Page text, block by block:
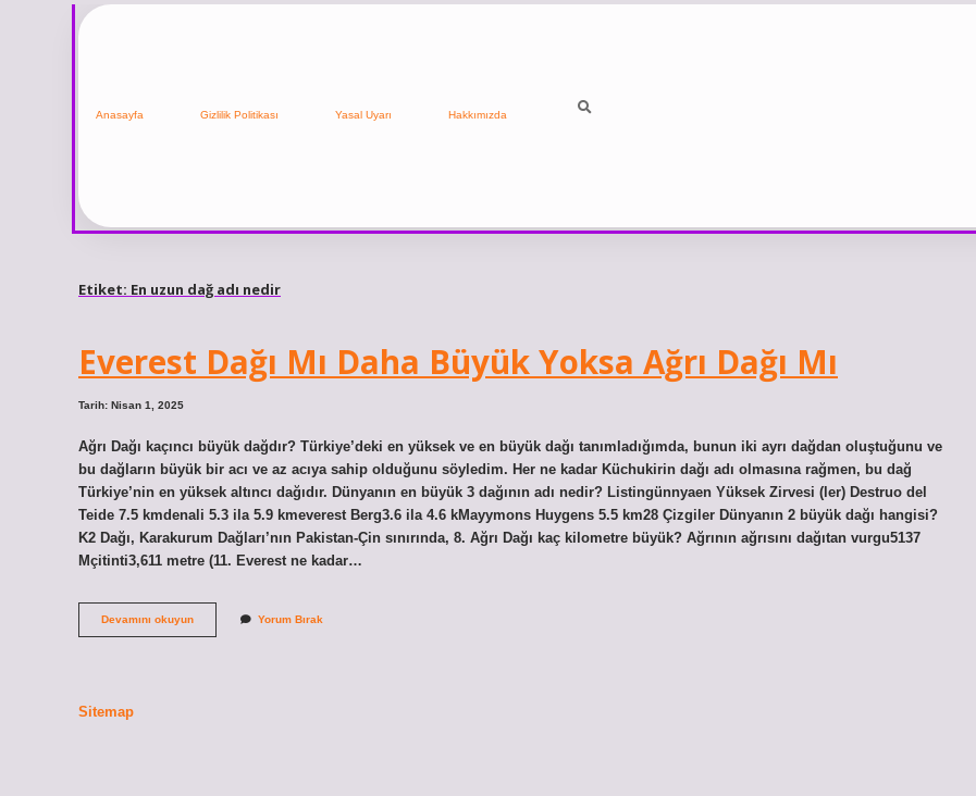
Anasayfa Gizlilik Politikası Yasal Uyarı Hakkımızda
Etiket: En uzun dağ adı nedir
Everest Dağı Mı Daha Büyük Yoksa Ağrı Dağı Mı
Tarih: Nisan 1, 2025
Ağrı Dağı kaçıncı büyük dağdır? Türkiye’deki en yüksek ve en büyük dağı tanımladığımda, bunun iki ayrı dağdan oluştuğunu ve
bu dağların büyük bir acı ve az acıya sahip olduğunu söyledim. Her ne kadar Küchukirin dağı adı olmasına rağmen, bu dağ
Türkiye’nin en yüksek altıncı dağıdır. Dünyanın en büyük 3 dağının adı nedir? Listingünnyaen Yüksek Zirvesi (ler) Destruo del
Teide 7.5 kmdenali 5.3 ila 5.9 kmeverest Berg3.6 ila 4.6 kMayymons Huygens 5.5 km28 Çizgiler Dünyanın 2 büyük dağı hangisi?
K2 Dağı, Karakurum Dağları’nın Pakistan-Çin sınırında, 8. Ağrı Dağı kaç kilometre büyük? Ağrının ağrısını dağıtan vurgu5137
Mçitinti3,611 metre (11. Everest ne kadar…
Devamını okuyunEverest
Dağı
Yorum Bırak
Sitemap